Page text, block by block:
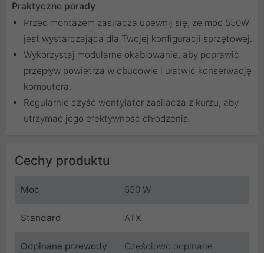
Praktyczne porady
Przed montażem zasilacza upewnij się, że moc 550W
jest wystarczająca dla Twojej konfiguracji sprzętowej.
Wykorzystaj modularne okablowanie, aby poprawić
przepływ powietrza w obudowie i ułatwić konserwację
komputera.
Regularnie czyść wentylator zasilacza z kurzu, aby
utrzymać jego efektywność chłodzenia.
Cechy produktu
Moc 550 W
Standard ATX
Odpinane przewody Częściowo odpinane